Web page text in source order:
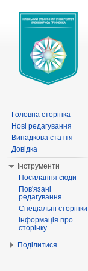
Головна сторінка
Нові редагування
Випадкова стаття
Довідка
Інструменти
Посилання сюди
Пов'язані
редагування
Спеціальні сторінки
Інформація про
сторінку
Поділитися